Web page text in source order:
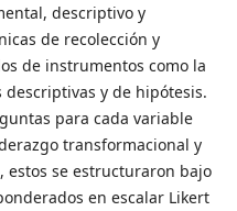
descriptivo y
de recolección y
de instrumentos como la
y de hipótesis.
para cada variable
transformacional y
estos se estructuraron bajo
en escalar Likert